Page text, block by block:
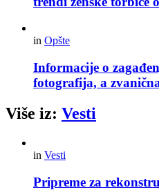
in Opšte
Informacije o
fotografija, a
Više iz: Vesti
in Vesti
Pripreme za